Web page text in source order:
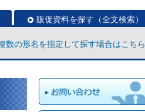
販促資料を探す（全文検索）
数の形名を指定して探す場合はこちら